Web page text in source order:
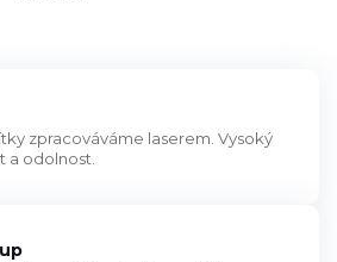
zpracováváme laserem. Vysoký
a odolnost.